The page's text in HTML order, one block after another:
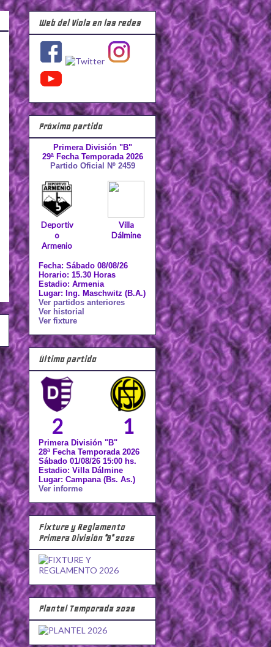
Web del Viola en las redes
Próximo partido
Primera División "B"
29ª Fecha Temporada 2026
Partido Oficial Nº 2459
Deportiv
o
Armenio
Villa
Dálmine
Fecha: Sábado 08/08/26
Horario: 15.30 Horas
Estadio: Armenia
Lugar: Ing. Maschwitz (B.A.)
Ver partidos anteriores
Ver historial
Ver fixture
Último partido
2 1
Primera División "B"
28ª Fecha Temporada 2026
Sábado 01/08/26 15:00 hs.
Estadio: Villa Dálmine
Lugar: Campana (Bs. As.)
Ver informe
Fixture y Reglamento
Primera División "B" 2026
Plantel Temporada 2026